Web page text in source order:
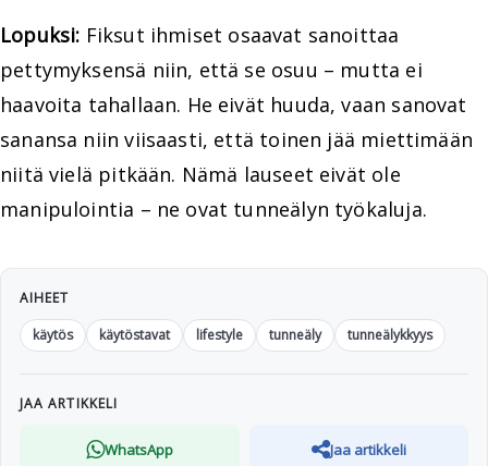
Lopuksi: Fiksut ihmiset osaavat sanoittaa
pettymyksensä niin, että se osuu – mutta ei
haavoita tahallaan. He eivät huuda, vaan sanovat
sanansa niin viisaasti, että toinen jää miettimään
niitä vielä pitkään. Nämä lauseet eivät ole
manipulointia – ne ovat tunneälyn työkaluja.
AIHEET
käytös
käytöstavat lifestyle tunneäly tunneälykkyys
JAA ARTIKKELI
WhatsApp Jaa artikkeli